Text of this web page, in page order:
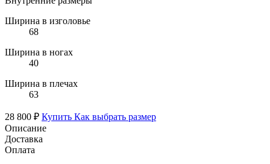
Ширина в изголовье
68
Ширина в ногах
40
Ширина в плечах
63
28 800 ₽ Купить Как выбрать размер
Описание
Доставка
Оплата